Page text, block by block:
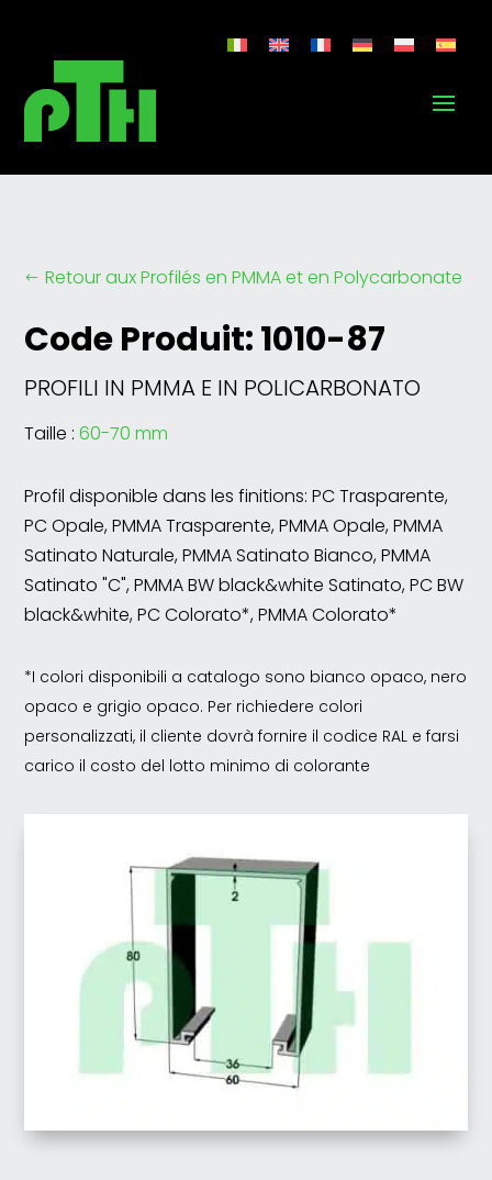
# Retour aux Profilés en PMMA et en Polycarbonate
Code Produit: 1010-87
PROFILI IN PMMA E IN POLICARBONATO
Taille :60-70 mm
Profil disponible dans les finitions: PC Trasparente,
PC Opale, PMMA Trasparente, PMMA Opale, PMMA
Satinato Naturale, PMMA Satinato Bianco, PMMA
Satinato "C", PMMA BW black&white Satinato, PC BW
black&white, PC Colorato*, PMMA Colorato*
*I colori disponibili a catalogo sono bianco opaco, nero
opaco e grigio opaco. Per richiedere colori
personalizzati, il cliente dovrà fornire il codice RAL e farsi
carico il costo del lotto minimo di colorante